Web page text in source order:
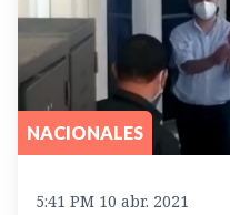
NACIONALES
5:41 PM 10 abr. 2021